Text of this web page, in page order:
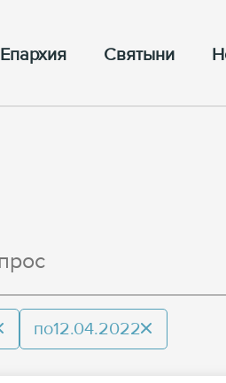
Епархия Cвятыни
по12.04.2022